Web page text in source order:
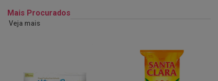
Mais Procurados
Veja mais